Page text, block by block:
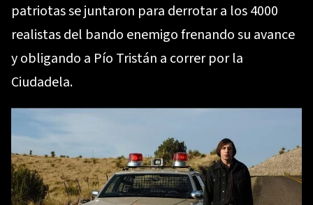
patriotas se juntaron para derrotar a los 4000
realistas del bando enemigo frenando su avance
y obligando a Pío Tristán a correr por la
Ciudadela.